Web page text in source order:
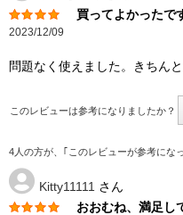
買ってよかったで
2023/12/09
問題なく使えました。きちん
このレビューは参考になりましたか？
4人の方が、｢このレビューが参考にな
Kitty11111 さん
おおむね、満足し